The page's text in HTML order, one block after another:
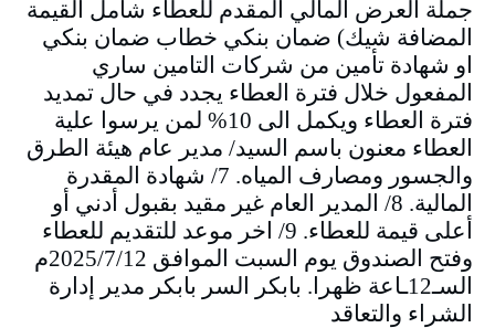
جملة العرض المالي المقدم للعطاء شامل القيمة
المضافة شيك) ضمان بنكي خطاب ضمان بنكي
او شهادة تأمين من شركات التامين ساري
المفعول خلال فترة العطاء يجدد في حال تمديد
فترة العطاء ويكمل الى 10% لمن يرسوا علية
العطاء معنون باسم السيد/ مدير عام هيئة الطرق
والجسور ومصارف المياه. 7/ شهادة المقدرة
المالية. 8/ المدير العام غير مقيد بقبول أدني أو
أعلى قيمة للعطاء. 9/ اخر موعد للتقديم للعطاء
وفتح الصندوق يوم السبت الموافق 2025/7/12م
السـ12ـاعة ظهرا. بابكر السر بابكر مدير إدارة
الشراء والتعاقد